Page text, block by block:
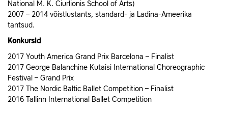
National M. K. Ciurlionis School of Arts)
2007 – 2014 võistlustants, standard- ja Ladina-Ameerika
tantsud.
Konkursid
2017 Youth America Grand Prix Barcelona – Finalist
2017 George Balanchine Kutaisi International Choreographic
Festival – Grand Prix
2017 The Nordic Baltic Ballet Competition – Finalist
2016 Tallinn International Ballet Competition